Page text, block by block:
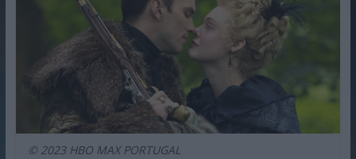
© 2023 HBO MAX PORTUGAL